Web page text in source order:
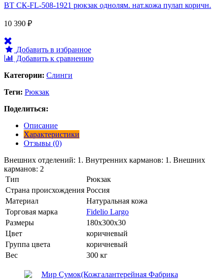
ВТ СК-FL-508-1921 рюкзак однолям. нат.кожа пулап коричн.
10 390 ₽
Добавить в избранное
Добавить к сравнению
Категории: Слинги
Теги: Рюкзак
Поделиться:
Описание
Характеристики
Отзывы (0)
Внешних отделений: 1. Внутренних карманов: 1. Внешних
карманов: 2
Тип
Рюкзак
Страна происхождения Россия
Материал
Натуральная кожа
Торговая марка
Fidelio Largo
Размеры
180x300x30
Цвет
коричневый
Группа цвета
коричневый
Вес
300 кг